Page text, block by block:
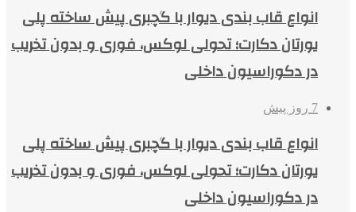
انواع قاب بندی دیوار با گچبری پیش ساخته پلی
یورتان دکارت؛ تحولی لوکس، فوری و بدون تخریب
در دکوراسیون داخلی
7 روز پیش
انواع قاب بندی دیوار با گچبری پیش ساخته پلی
یورتان دکارت؛ تحولی لوکس، فوری و بدون تخریب
در دکوراسیون داخلی